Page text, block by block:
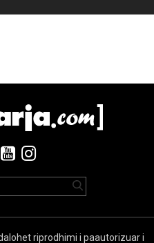
riprodhimi i paautorizuar i